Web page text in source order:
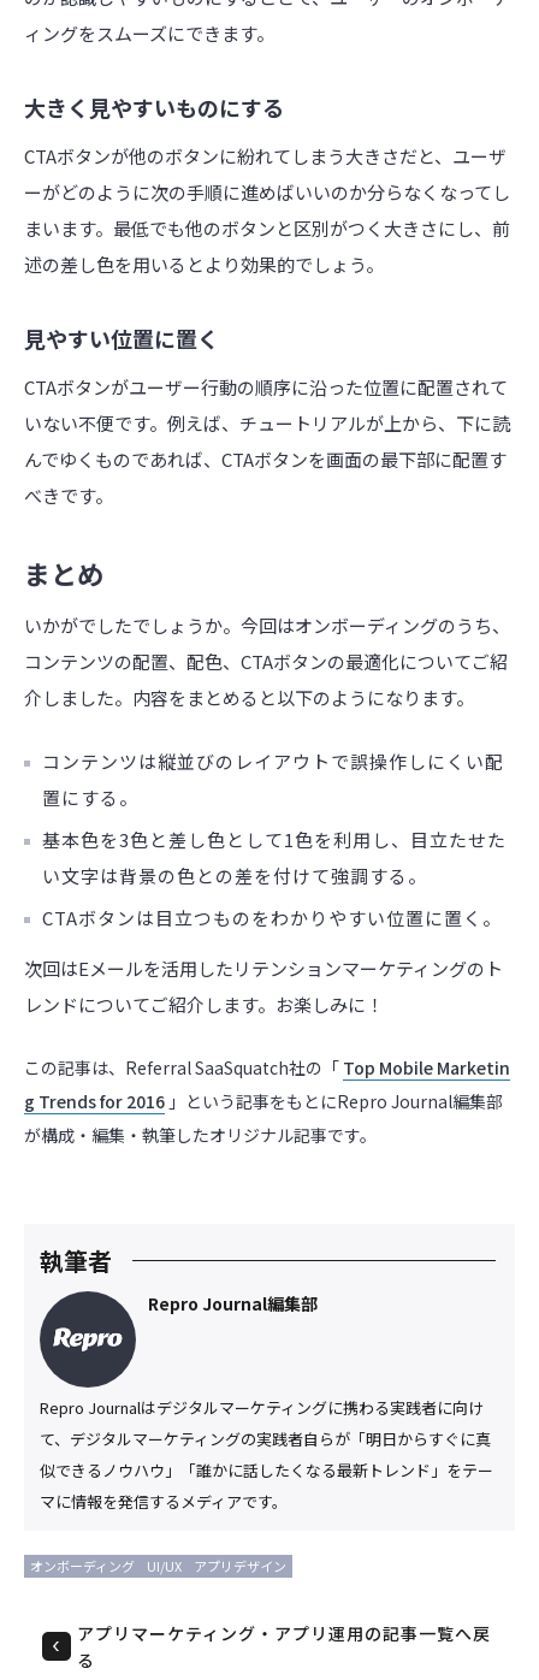
ィングをスムーズにできます。
大きく見やすいものにする
CTAボタンが他のボタンに紛れてしまう大きさだと、ユーザ
ーがどのように次の手順に進めばいいのか分らなくなってし
まいます。最低でも他のボタンと区別がつく大きさにし、前
述の差し色を用いるとより効果的でしょう。
見やすい位置に置く
CTAボタンがユーザー行動の順序に沿った位置に配置されて
いない不便です。例えば、チュートリアルが上から、下に読
んでゆくものであれば、CTAボタンを画面の最下部に配置す
べきです。
まとめ
いかがでしたでしょうか。今回はオンボーディングのうち、
コンテンツの配置、配色、CTAボタンの最適化についてご紹
介しました。内容をまとめると以下のようになります。
コンテンツは縦並びのレイアウトで誤操作しにくい配
置にする。
基本色を3色と差し色として1色を利用し、目立たせた
い文字は背景の色との差を付けて強調する。
CTAボタンは目立つものをわかりやすい位置に置く。
次回はEメールを活用したリテンションマーケティングのト
レンドについてご紹介します。お楽しみに！
この記事は、Referral SaaSquatch社の「 Top Mobile Marketin
g Trends for 2016 」という記事をもとにRepro Journal編集部
が構成・編集・執筆したオリジナル記事です。
執筆者
Repro Journal編集部
Repro Journalはデジタルマーケティングに携わる実践者に向け
て、デジタルマーケティングの実践者自らが「明日からすぐに真
似できるノウハウ」「誰かに話したくなる最新トレンド」をテー
マに情報を発信するメディアです。
オンボーディング UI/UX アプリデザイン
アプリマーケティング・アプリ運用の記事一覧へ戻
る